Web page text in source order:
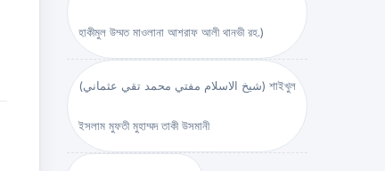
হাকীমুল উম্মত মাওলানা আশরাফ আলী থানভী রহ.)
(شيخ الاسلام مفتي محمد تقي عثماني) শাইখুল
ইসলাম মুফতী মুহাম্মদ তাকী উসমানী